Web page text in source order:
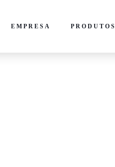
EMPRESA PRODUTOS